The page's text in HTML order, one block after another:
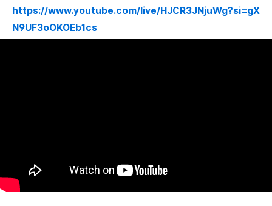
https://www.youtube.com/live/HJCR3JNjuWg?si=gX
N9UF3oOKOEb1cs